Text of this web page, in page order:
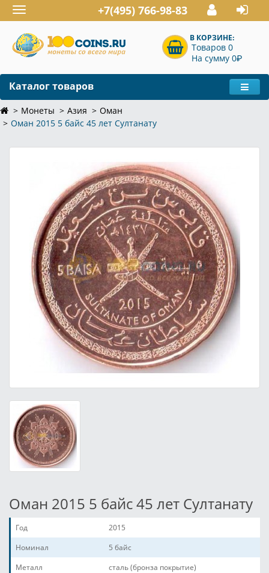
Toggle
navigation
+7(495) 766-98-83
В КОРЗИНЕ:
Товаров 0
На сумму 0P
Каталог товаров
Монеты Азия
Оман
Оман 2015 5 байс 45 лет Султанату
Оман 2015 5 байс 45 лет Султанату
Год
2015
Номинал
5 байс
Металл
сталь (бронза покрытие)